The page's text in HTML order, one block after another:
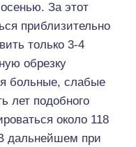
За этот
приблизительно
только 3-4
обрезку
больные, слабые
лет подобного
около 118
дальнейшем при